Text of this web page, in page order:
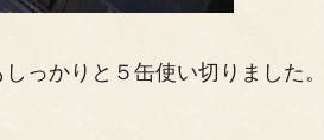
しっかりと５缶使い切りました